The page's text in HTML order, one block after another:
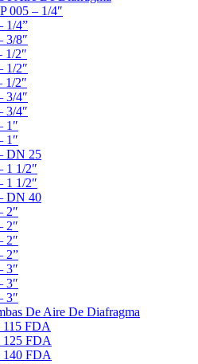
005 – 1/4″
1/4”
3/8″
1/2″
1/2″
1/2″
3/4″
3/4″
1″
1″
DN 25
1 1/2″
1 1/2″
DN 40
2″
2″
2″
2”
3″
3″
3″
De Aire De Diafragma
115 FDA
125 FDA
140 FDA